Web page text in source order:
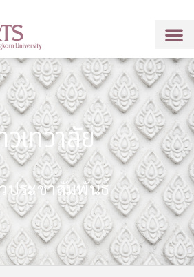
เทวาลัย
ประชาสัมพันธ์